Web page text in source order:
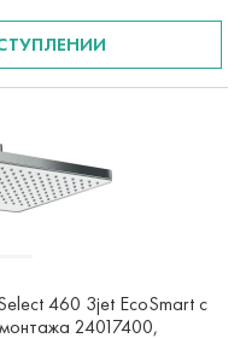
460 3jet EcoSmart с
24017400,